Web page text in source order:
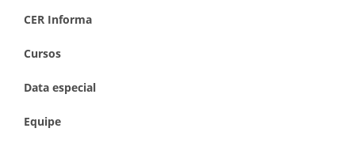
CER Informa
Cursos
Data especial
Equipe